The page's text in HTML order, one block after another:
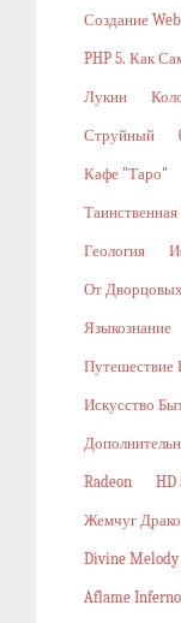
Создание
PHP 5. Как
Лукин
Струйный
Кафе "Таро"
Таинственная
Геология
От
Языкознание
Путешествие
Искусство
Radeon HD
Жемчуг
Divine Melody
Aflame Inferno